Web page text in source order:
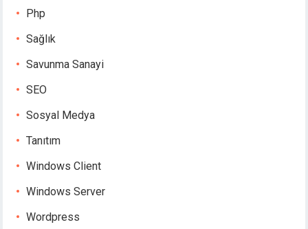
Php
Sağlık
Savunma Sanayi
SEO
Sosyal Medya
Tanıtım
Windows Client
Windows Server
Wordpress